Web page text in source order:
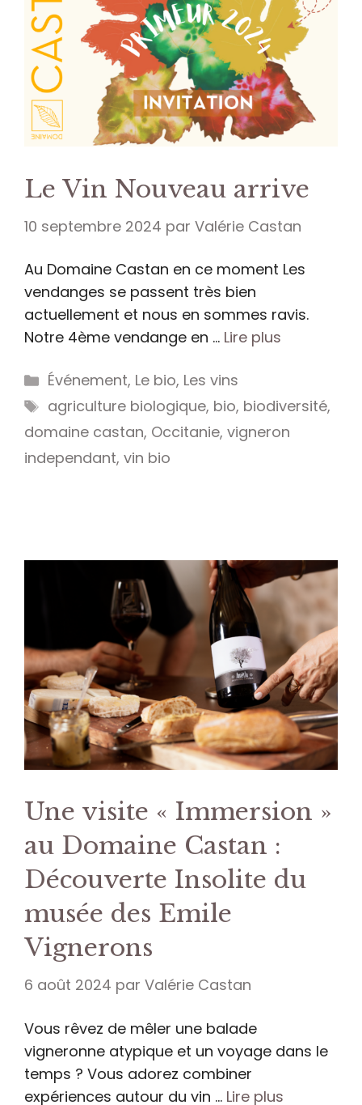
Le Vin Nouveau arrive
10 septembre 2024 par Valérie Castan
Au Domaine Castan en ce moment Les
vendanges se passent très bien
actuellement et nous en sommes ravis.
Notre 4ème vendange en … Lire plus
Catégories
Événement, Le bio, Les vins
Étiquettes
agriculture biologique, bio, biodiversité,
domaine castan, Occitanie, vigneron
independant, vin bio
Une visite « Immersion »
au Domaine Castan :
Découverte Insolite du
musée des Emile
Vignerons
6 août 2024 par Valérie Castan
Vous rêvez de mêler une balade
vigneronne atypique et un voyage dans le
temps ? Vous adorez combiner
expériences autour du vin … Lire plus